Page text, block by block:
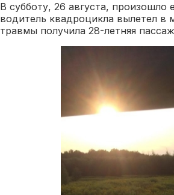
В субботу, 26 августа,
водитель квадроцикла вылетел в
травмы получила 28-летняя